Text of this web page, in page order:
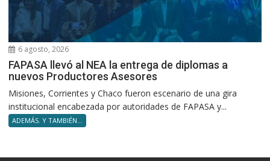
6 agosto, 2026
FAPASA llevó al NEA la entrega de diplomas a
nuevos Productores Asesores
Misiones, Corrientes y Chaco fueron escenario de una gira
institucional encabezada por autoridades de FAPASA y...
ADEMÁS. Y TAMBIÉN...